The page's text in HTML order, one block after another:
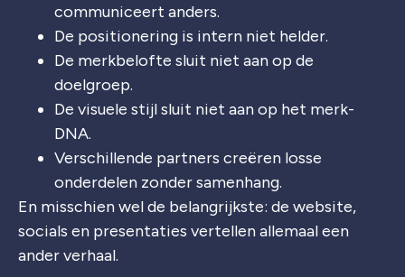
communiceert anders.
De positionering is intern niet helder.
De merkbelofte sluit niet aan op de
doelgroep.
De visuele stijl sluit niet aan op het merk-
DNA.
Verschillende partners creëren losse
onderdelen zonder samenhang.
En misschien wel de belangrijkste: de website,
socials en presentaties vertellen allemaal een
ander verhaal.